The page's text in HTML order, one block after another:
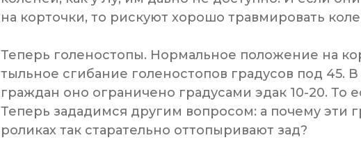
на корточки, то рискуют хорошо травмировать
Теперь голеностопы. Нормальное положение на
тыльное сгибание голеностопов градусов под 45.
граждан оно ограничено градусами эдак 10-20. То
Теперь зададимся другим вопросом: а почему эти
роликах так старательно оттопыривают зад?